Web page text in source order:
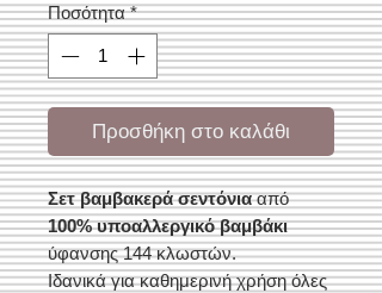
Ποσότητα *
Προσθήκη στο καλάθι
Σετ βαμβακερά σεντόνιααπό
100% υποαλλεργικό βαμβάκι
ύφανσης 144 κλωστών.
Ιδανικά για καθημερινή χρήση όλες